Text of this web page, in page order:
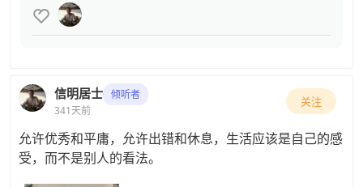

信明居士
倾听者
341天前
关注
允许优秀和平庸，允许出错和休息，生活应该是自己的感
受，而不是别人的看法。 ​​​